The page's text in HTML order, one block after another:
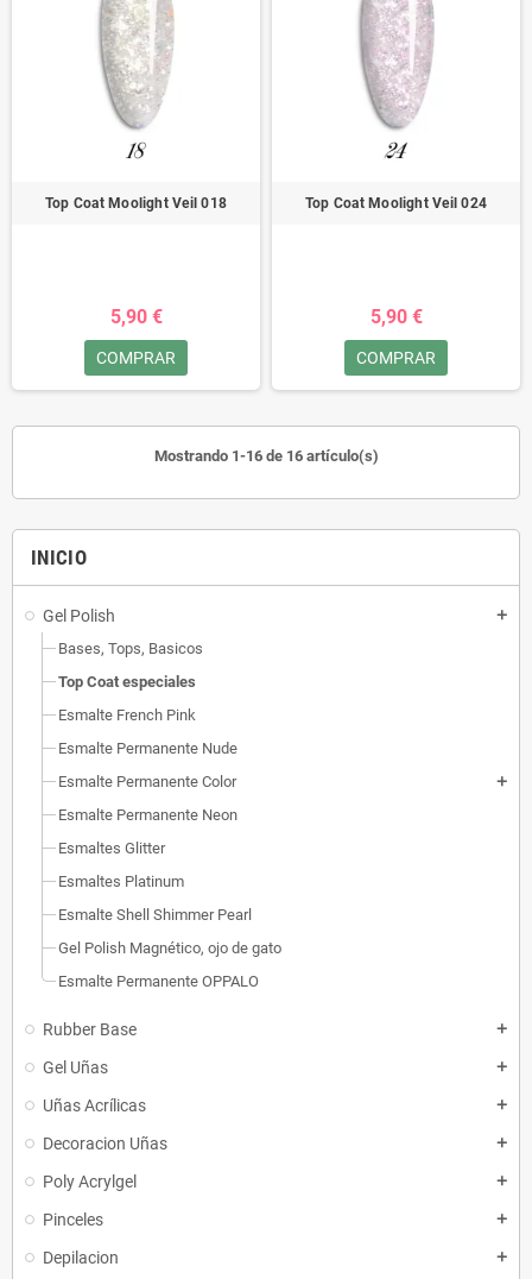
INICIO
Gel Polish add
Bases, Tops, Basicos
Top Coat especiales
Esmalte French Pink
Esmalte Permanente Nude
Esmalte Permanente Color
add
Esmalte Permanente Neon
Esmaltes Glitter
Esmaltes Platinum
Esmalte Shell Shimmer Pearl
Gel Polish Magnético, ojo de gato
Esmalte Permanente OPPALO
Rubber Base add
Gel Uñas add
Uñas Acrílicas add
Decoracion Uñas add
Poly Acrylgel add
Pinceles add
Depilacion add
Top Coat Moolight Veil 018
5,90 €
COMPRAR
Top Coat Moolight Veil 024
5,90 €
COMPRAR
Mostrando 1-16 de 16 artículo(s)